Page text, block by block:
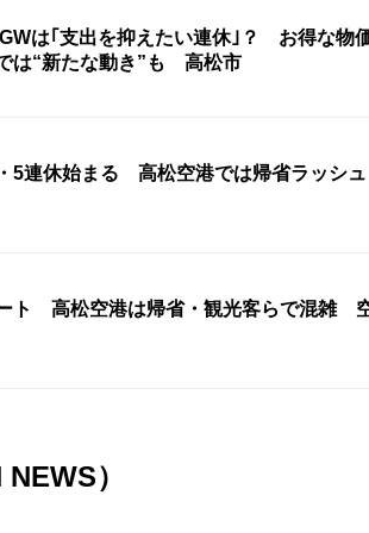
は｢支出を抑えたい連休｣？ お得な物
は“新たな動き”も 高松市
5連休始まる 高松空港では帰省ラッシ
ト 高松空港は帰省・観光客らで混雑
）